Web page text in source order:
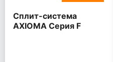
Сплит-система
AXIOMA Серия F